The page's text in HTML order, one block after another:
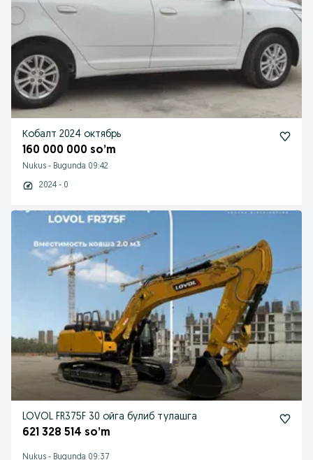
Кобалт 2024 октябрь
160 000 000 so’m
Nukus - Bugunda 09:42
2024 - 0
LOVOL FR375F 30 ойга булиб тулашга
621 328 514 so’m
Nukus - Bugunda 09:37